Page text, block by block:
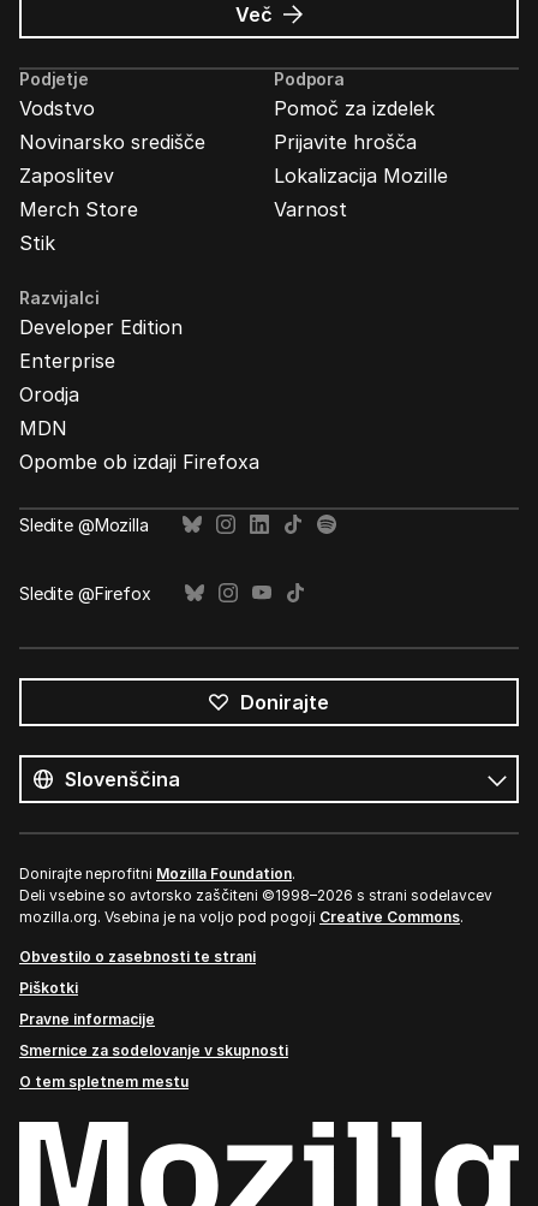
Več o
Oglasi
Mozilla
Podjetje
Vodstvo
Novinarsko središče
Zaposlitev
Merch Store
Stik
Podpora
Pomoč za izdelek
Prijavite hrošča
Lokalizacija Mozille
Varnost
Razvijalci
Developer Edition
Enterprise
Orodja
MDN
Opombe ob izdaji Firefoxa
Sledite @Mozilla
Sledite @Firefox
Donirajte
jeziki
Jezik
Donirajte neprofitni Mozilla Foundation.
Deli vsebine so avtorsko zaščiteni ©1998–2026 s strani sodelavcev
mozilla.org. Vsebina je na voljo pod pogoji Creative Commons.
Obvestilo o zasebnosti te strani
Piškotki
Pravne informacije
Smernice za sodelovanje v skupnosti
O tem spletnem mestu